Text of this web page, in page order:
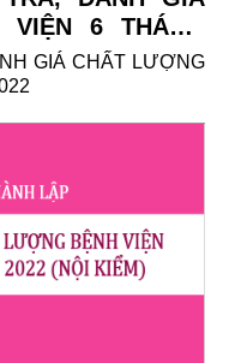
6 THÁNG
GIÁ CHẤT LƯỢNG